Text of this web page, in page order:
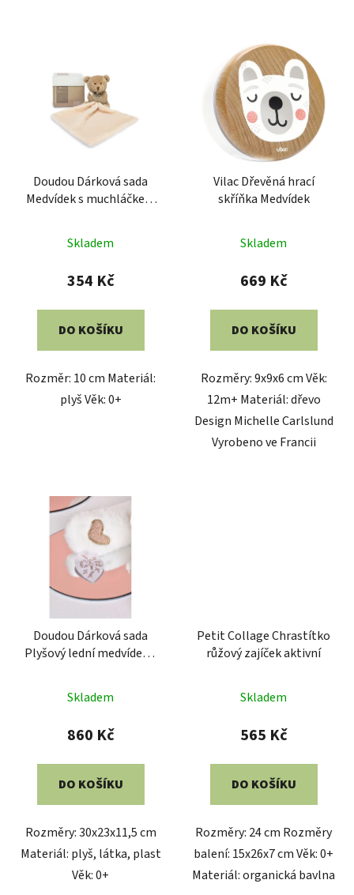
Doudou Dárková sada
Medvídek s muchláčkem
Skladem
354 Kč
DO KOŠÍKU
Rozměr: 10 cm Materiál:
plyš Věk: 0+
Vilac Dřevěná hrací
skříňka Medvídek
Skladem
669 Kč
DO KOŠÍKU
Rozměry: 9x9x6 cm Věk:
12m+ Materiál: dřevo
Design Michelle Carlslund
Vyrobeno ve Francii
Doudou Dárková sada
Plyšový lední medvídek s
Skladem
860 Kč
DO KOŠÍKU
Rozměry: 30x23x11,5 cm
Materiál: plyš, látka, plast
Věk: 0+
Petit Collage Chrastítko
růžový zajíček aktivní
Skladem
565 Kč
DO KOŠÍKU
Rozměry: 24 cm Rozměry
balení: 15x26x7 cm Věk: 0+
Materiál: organická bavlna